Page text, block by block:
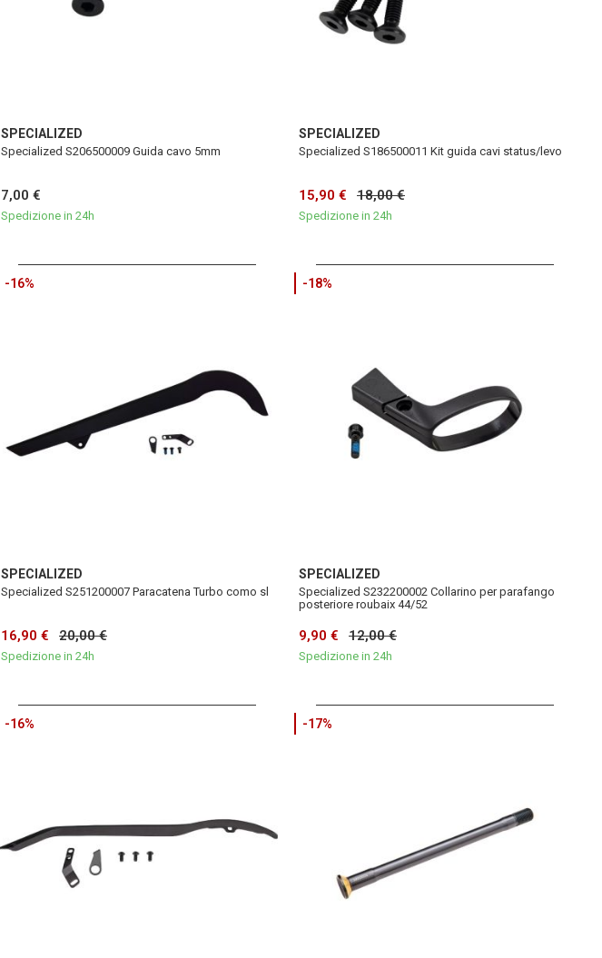
SPECIALIZED
Specialized S206500009 Guida cavo 5mm
7,00 €
Spedizione in 24h
SPECIALIZED
Specialized S186500011 Kit guida cavi status/levo
15,90 € 18,00 €
Spedizione in 24h
-16%
SPECIALIZED
Specialized S251200007 Paracatena Turbo como sl
16,90 € 20,00 €
Spedizione in 24h
-18%
SPECIALIZED
Specialized S232200002 Collarino per parafango
posteriore roubaix 44/52
9,90 € 12,00 €
Spedizione in 24h
-16% -17%